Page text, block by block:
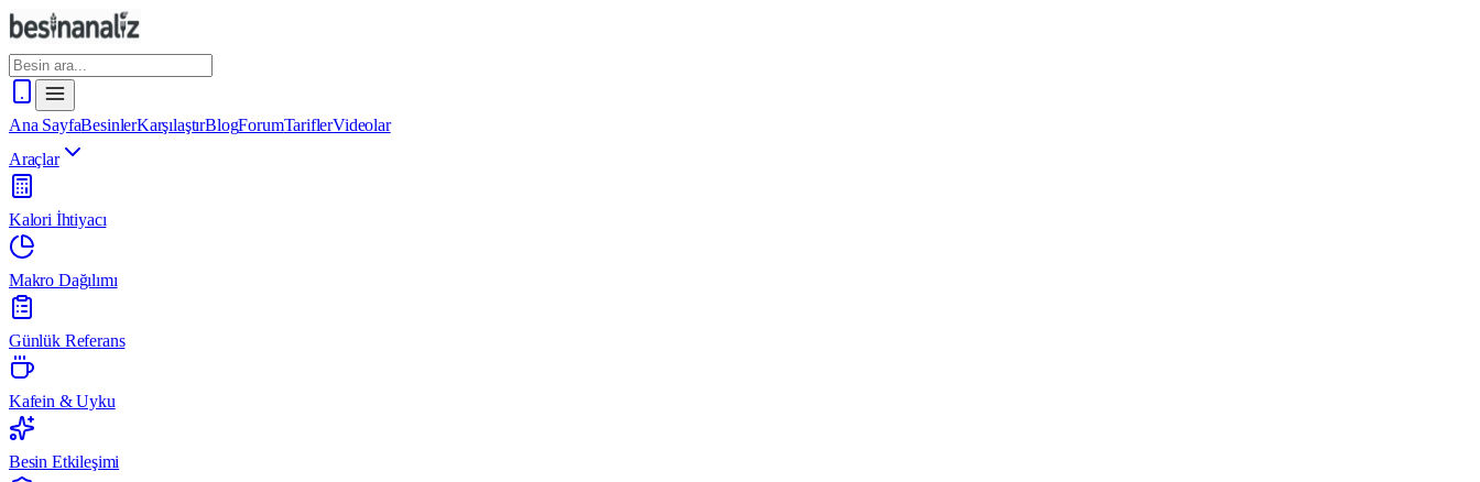
Ana SayfaBesinlerKarşılaştırBlogForumTariflerVideolar
Araçlar
Kalori İhtiyacı
Makro Dağılımı
Günlük Referans
Kafein & Uyku
Besin Etkileşimi